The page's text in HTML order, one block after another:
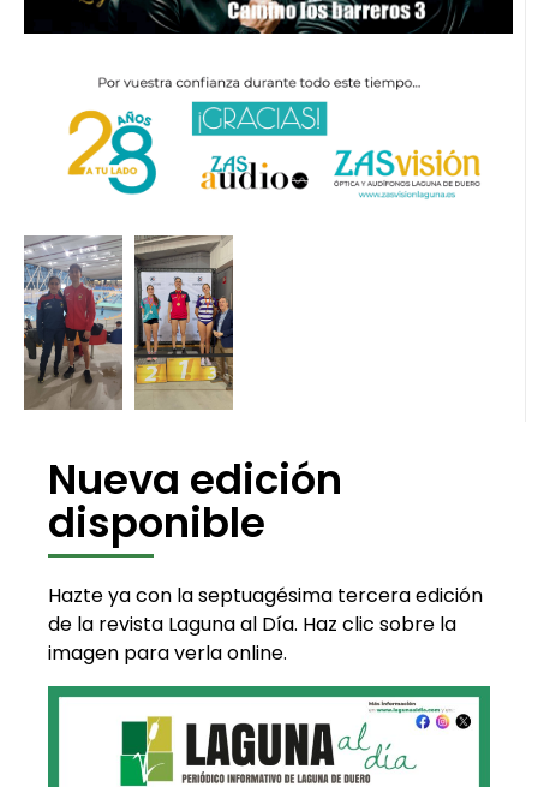
Nueva edición
disponible
Hazte ya con la septuagésima tercera edición
de la revista Laguna al Día. Haz clic sobre la
imagen para verla online.